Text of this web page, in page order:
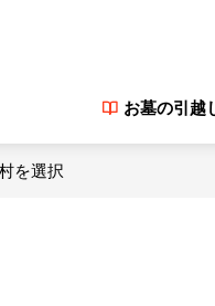
お墓の引越
を選択